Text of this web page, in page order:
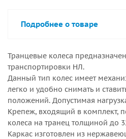
Подробнее о товаре
Транцевые колеса
транспортировки НЛ.
Данный тип колес имеет
легко и удобно снимать и
положений. Допустимая
Крепеж, входящий в комплект,
колеса на транец толщиной до
Каркас изготовлен из